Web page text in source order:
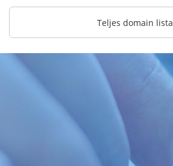
Teljes domain lista